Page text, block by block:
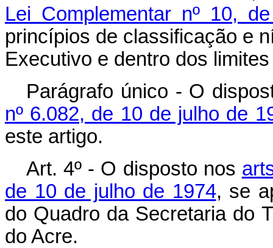
Lei Complementar nº 10,
princípios de classificação e
Executivo e dentro dos
Parágrafo único - O
nº 6.082, de 10 de julho de
este artigo.
Art. 4º - O disposto nos
de 10 de julho de 1974, se
do Quadro da Secretaria do
do Acre.